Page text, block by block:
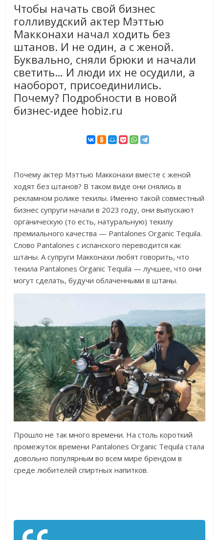
Чтобы начать свой бизнес
голливудский актер Мэттью
Макконахи начал ходить без
штанов. И не один, а с женой.
Буквально, сняли брюки и начали
светить… И люди их не осудили, а
наоборот, присоединились.
Почему? Подробности в новой
бизнес-идее hobiz.ru
Почему актер Мэттью Макконахи вместе с женой
ходят без штанов? В таком виде они снялись в
рекламном ролике текилы. Именно такой совместный
бизнес супруги начали в 2023 году, они выпускают
органическую (то есть, натуральную) текилу
премиального качества — Pantalones Organic Tequila.
Слово Pantalones с испанского переводится как
штаны. А супруги Макконахи любят говорить, что
текила Pantalones Organic Tequila — лучшее, что они
могут сделать, будучи облаченными в штаны.
Прошло не так много времени. На столь короткий
промежуток времени Pantalones Organic Tequila стала
довольно популярным во всем мире брендом в
среде любителей спиртных напитков.